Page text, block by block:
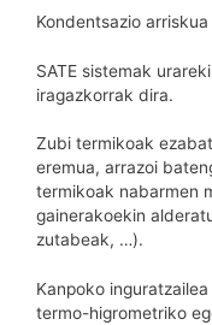
Kondentsazio
SATE sistemak
iragazkorrak dira.
Zubi termikoak
eremua, arrazoi
termikoak nabarmen
gainerakoekin
zutabeak, …).
Kanpoko
termo-higrometriko